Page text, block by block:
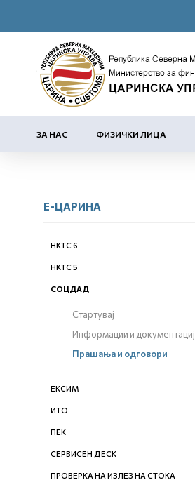
ЗА НАС ФИЗИЧКИ ЛИЦА
Е-ЦАРИНА
НКТС 6
НКТС 5
СОЦДАД
Стартувај
Информации и
Прашања и одговори
ЕКСИМ
ИТО
ПЕК
СЕРВИСЕН ДЕСК
ПРОВЕРКА НА ИЗЛЕЗ НА СТОКА